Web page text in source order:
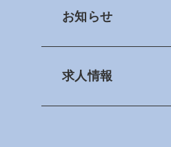
お知らせ
求人情報